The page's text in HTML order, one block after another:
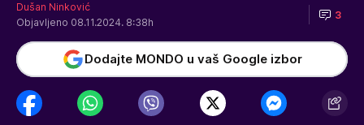
Dušan Ninković
Objavljeno 08.11.2024. 8:38h
3
Dodajte MONDO u vaš Google izbor